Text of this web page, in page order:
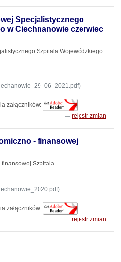
Specjalistycznego
w Ciechnanowie czerwiec
Szpitala Wojewódzkiego
załączników:
rejestr zmian
- finansowej
finansowej Szpitala
załączników:
rejestr zmian